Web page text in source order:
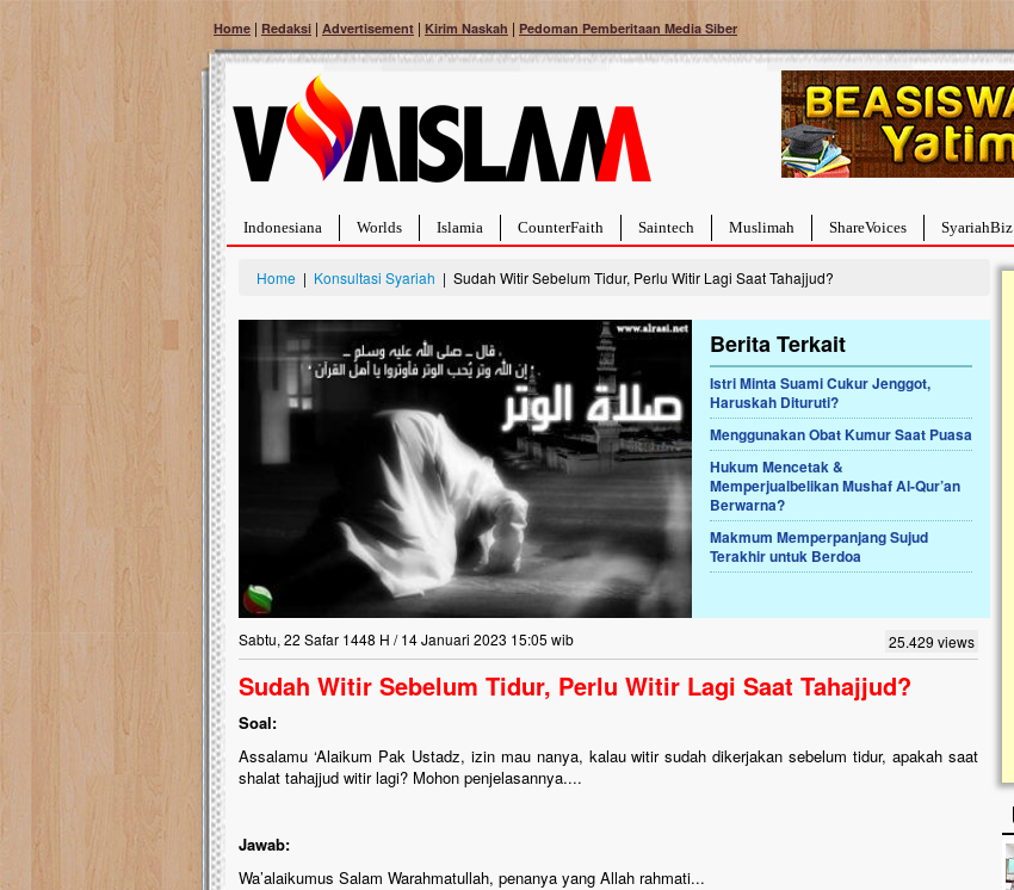
Home | Redaksi | Advertisement | Kirim Naskah | Pedoman Pemberitaan Media Siber
Indonesiana Worlds Islamia CounterFaith Saintech Muslimah ShareVoices SyariahBiz
Home | Konsultasi Syariah | Sudah Witir Sebelum Tidur, Perlu Witir Lagi Saat Tahajjud?
Berita Terkait
Istri Minta Suami Cukur Jenggot,
Haruskah Dituruti?
Menggunakan Obat Kumur Saat Puasa
Hukum Mencetak &
Memperjualbelikan Mushaf Al-Qur’an
Berwarna?
Makmum Memperpanjang Sujud
Terakhir untuk Berdoa
Sabtu, 22 Safar 1448 H / 14 Januari 2023 15:05 wib 25.429 views
Sudah Witir Sebelum Tidur, Perlu Witir Lagi Saat Tahajjud?
Soal:
Assalamu ‘Alaikum Pak Ustadz, izin mau nanya, kalau witir sudah dikerjakan sebelum tidur, apakah saat
shalat tahajjud witir lagi? Mohon penjelasannya....
Jawab:
Wa’alaikumus Salam Warahmatullah, penanya yang Allah rahmati...
Bantu Naura, Balita Hebat Sembuh Dari
Tumor Pembuluh Darah
Hidup Naura Salsabila dipenuhi dengan
rintangan yang sangat berat. Meskipun baru
berusia sepuluh bulan, bayi yang imut ini harus
menghadapi penyakit yang dahsyat, yaitu tumor
pembuluh darah berukuran...
Nasib masjid di Kampung Cilumbu ini sungguh
mengenaskan. Lima tahun mangkrak, kini nyaris
berlumut, dan menghitam terpapar panas dan
hujan....